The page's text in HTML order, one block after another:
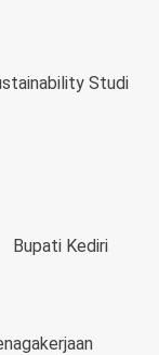
Studi
Bupati Kediri